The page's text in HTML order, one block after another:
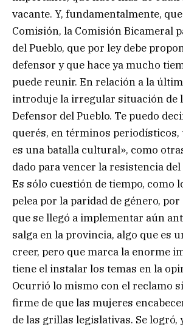
vacante. Y, fundamentalmente,
Comisión, la Comisión Bicameral
del Pueblo, que por ley debe
defensor y que hace ya mucho
puede reunir. En relación a la
introduje la irregular situación de
Defensor del Pueblo. Te puedo
querés, en términos periodísticos,
es una batalla cultural», como
dado para vencer la resistencia
Es sólo cuestión de tiempo, como
pelea por la paridad de género,
que se llegó a implementar aún
salga en la provincia, algo que es
creer, pero que marca la enorme
tiene el instalar los temas en la
Ocurrió lo mismo con el reclamo
firme de que las mujeres
de las grillas legislativas. Se logró,